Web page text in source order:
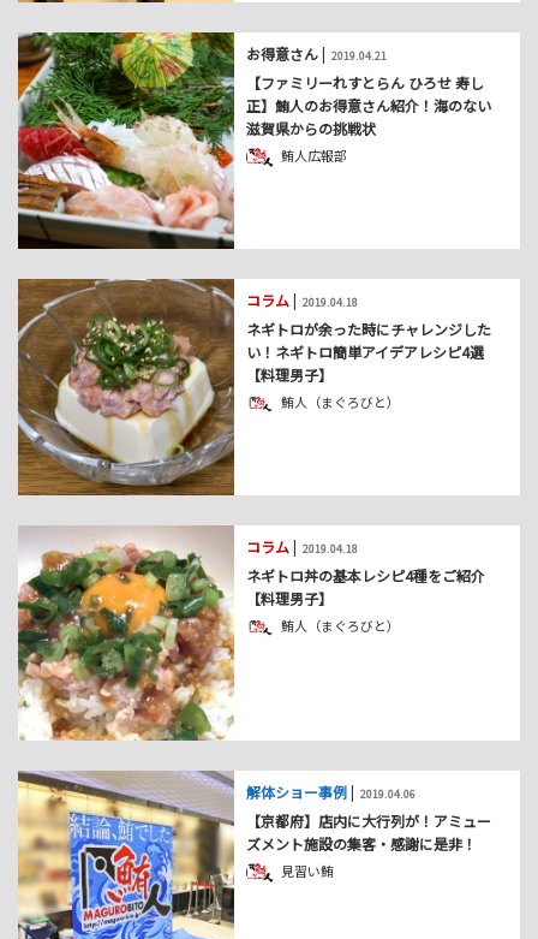
お得意さん| 2019.04.21
【ファミリーれすとらん ひろせ 寿し
正】鮪人のお得意さん紹介！海のない
滋賀県からの挑戦状
鮪人広報部
コラム| 2019.04.18
ネギトロが余った時にチャレンジした
い！ネギトロ簡単アイデアレシピ4選
【料理男子】
鮪人（まぐろびと）
コラム| 2019.04.18
ネギトロ丼の基本レシピ4種をご紹介
【料理男子】
鮪人（まぐろびと）
解体ショー事例| 2019.04.06
【京都府】店内に大行列が！アミュー
ズメント施設の集客・感謝に是非！
見習い鮪